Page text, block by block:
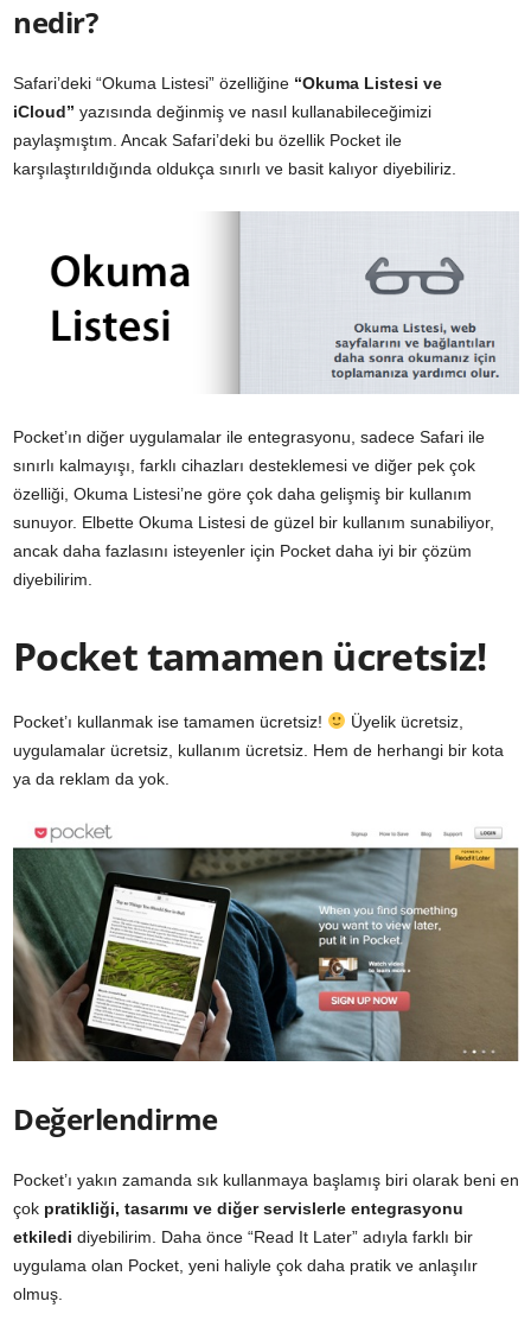
nedir?
Safari’deki “Okuma Listesi” özelliğine “Okuma Listesi ve
iCloud” yazısında değinmiş ve nasıl kullanabileceğimizi
paylaşmıştım. Ancak Safari’deki bu özellik Pocket ile
karşılaştırıldığında oldukça sınırlı ve basit kalıyor diyebiliriz.
Pocket’ın diğer uygulamalar ile entegrasyonu, sadece Safari ile
sınırlı kalmayışı, farklı cihazları desteklemesi ve diğer pek çok
özelliği, Okuma Listesi’ne göre çok daha gelişmiş bir kullanım
sunuyor. Elbette Okuma Listesi de güzel bir kullanım sunabiliyor,
ancak daha fazlasını isteyenler için Pocket daha iyi bir çözüm
diyebilirim.
Pocket tamamen ücretsiz!
Pocket’ı kullanmak ise tamamen ücretsiz!
Üyelik ücretsiz,
uygulamalar ücretsiz, kullanım ücretsiz. Hem de herhangi bir kota
ya da reklam da yok.
Değerlendirme
Pocket’ı yakın zamanda sık kullanmaya başlamış biri olarak beni en
çok pratikliği, tasarımı ve diğer servislerle entegrasyonu
etkiledi diyebilirim. Daha önce “Read It Later” adıyla farklı bir
uygulama olan Pocket, yeni haliyle çok daha pratik ve anlaşılır
olmuş.